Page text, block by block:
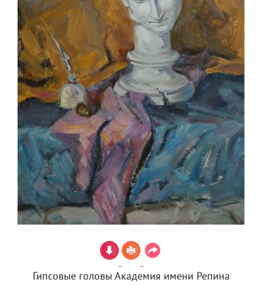
Гипсовые головы Академия имени Репина